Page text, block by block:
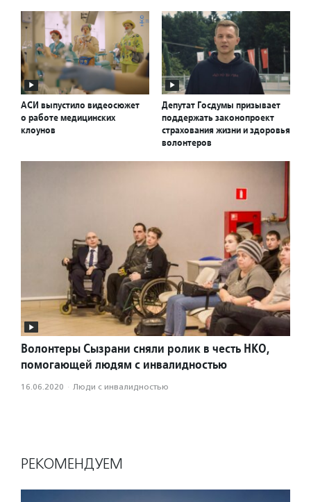
АСИ выпустило видеосюжет
о работе медицинских
клоунов
Депутат Госдумы призывает
поддержать законопроект
страхования жизни и здоровья
волонтеров
Волонтеры Сызрани сняли ролик в честь НКО,
помогающей людям с инвалидностью
16.06.2020 · Люди с инвалидностью
РЕКОМЕНДУЕМ